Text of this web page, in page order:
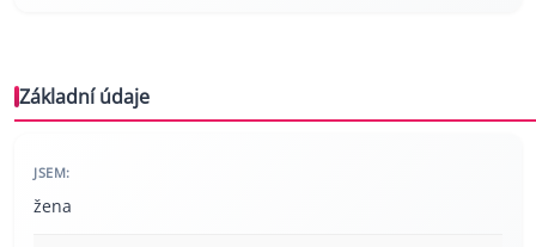
Základní údaje
JSEM:
žena